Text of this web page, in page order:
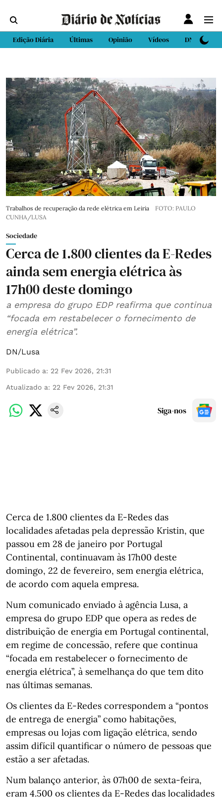
Edição Diária Últimas Opinião Vídeos DN Sport
Trabalhos de recuperação da rede elétrica em Leiria
FOTO: PAULO
CUNHA/LUSA
Sociedade
Cerca de 1.800 clientes da E-Redes
ainda sem energia elétrica às
17h00 deste domingo
a empresa do grupo EDP reafirma que continua
“focada em restabelecer o fornecimento de
energia elétrica”.
DN/Lusa
Publicado a: 22 Fev 2026, 21:31
Atualizado a: 22 Fev 2026, 21:31
Siga-nos
Cerca de 1.800 clientes da E-Redes das
localidades afetadas pela depressão Kristin, que
passou em 28 de janeiro por Portugal
Continental, continuavam às 17h00 deste
domingo, 22 de fevereiro, sem energia elétrica,
de acordo com aquela empresa.
Num comunicado enviado à agência Lusa, a
empresa do grupo EDP que opera as redes de
distribuição de energia em Portugal continental,
em regime de concessão, refere que continua
“focada em restabelecer o fornecimento de
energia elétrica”, à semelhança do que tem dito
nas últimas semanas.
Os clientes da E-Redes correspondem a “pontos
de entrega de energia” como habitações,
empresas ou lojas com ligação elétrica, sendo
assim difícil quantificar o número de pessoas que
estão a ser afetadas.
Num balanço anterior, às 07h00 de sexta-feira,
eram 4.500 os clientes da E-Redes das localidades